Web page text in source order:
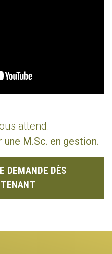
attend.
M.Sc. en gestion.
DEMANDE DÈS